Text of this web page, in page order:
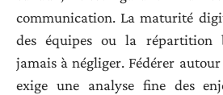
communication. La maturité
des équipes ou la répartition
jamais à négliger. Fédérer
exige une analyse fine des